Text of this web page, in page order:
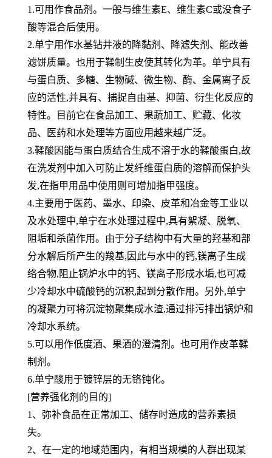
1.可用作食品剂。一般与维生素E、维生素C或没食子
酸等混合后使用。
2.单宁用作水基钻井液的降黏剂、降滤失剂、能改善
滤饼质量。也用于鞣制生皮使其转化为革。单宁具有
与蛋白质、多糖、生物碱、微生物、酶、金属离子反
应的活性,并具有、捕捉自由基、抑菌、衍生化反应的
特性。目前它在食品加工、果蔬加工、贮藏、化妆
品、医药和水处理等方面应用越来越广泛。
3.鞣酸因能与蛋白质结合生成不溶于水的鞣酸蛋白,故
在洗发剂中加入可防止发纤维蛋白质的溶解而保护头
发,在指甲用品中使用则可增加指甲强度。
4.主要用于医药、墨水、印染、皮革和冶金等工业以
及水处理中,单宁在水处理过程中,具有絮凝、脱氧、
阻垢和杀菌作用。由于分子结构中有大量的羟基和部
分水解后所产生的羧基,因此与水中的钙,镁离子生成
络合物,阻止锅炉水中的钙、镁离子形成水垢,也可减
少冷却水中硫酸钙的沉积,起到分散作用。另外,单宁
的凝聚力可将沉淀物聚集成水渣,通过排污排出锅炉和
冷却水系统。
5.可以用作低度酒、果酒的澄清剂。也可用作皮革鞣
制剂。
6.单宁酸用于镀锌层的无铬钝化。
[营养强化剂的目的]
1、弥补食品在正常加工、储存时造成的营养素损
失。
2、在一定的地域范围内，有相当规模的人群出现某